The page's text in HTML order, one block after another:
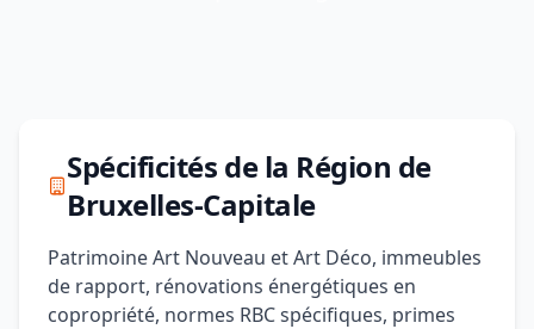
Spécificités de la Région de
Bruxelles-Capitale
Patrimoine Art Nouveau et Art Déco, immeubles
de rapport, rénovations énergétiques en
copropriété, normes RBC spécifiques, primes